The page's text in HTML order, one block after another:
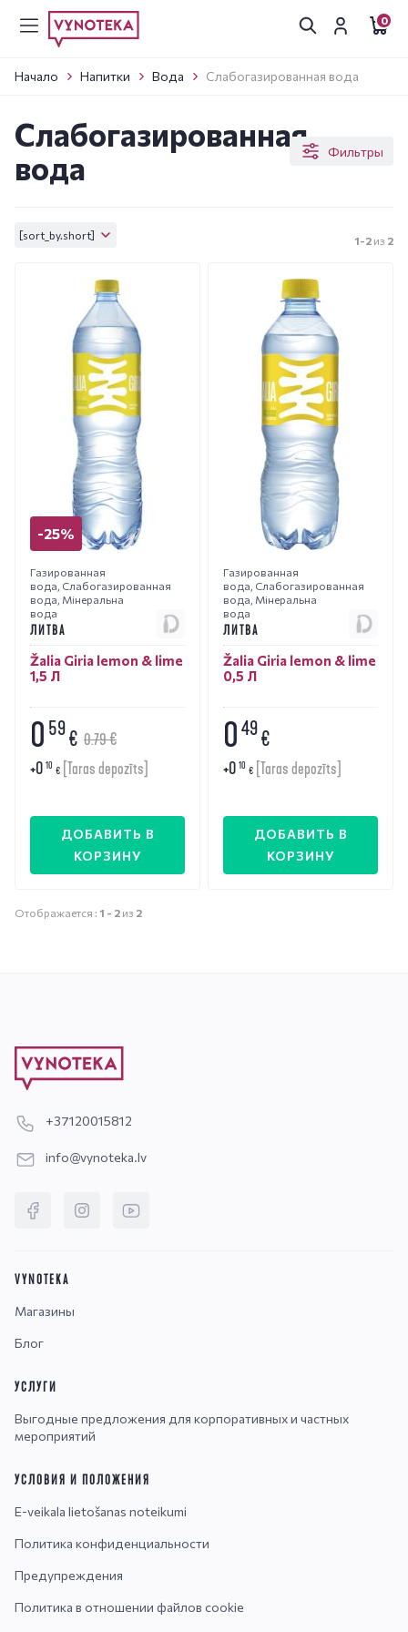
0
Начало Напитки Вода Слабогазированная вода
Слабогазированная
вода
Фильтры
[sort_by.short] 1-2 из 2
-25%
Газированная
вода, Слабогазированная
вода, Мінеральна
вода
ЛИТВА
Žalia Giria lemon & lime
1,5 Л
0 59€ 0.79 €
+0 10 € [Taras depozīts]
ДОБАВИТЬ В
КОРЗИНУ
Газированная
вода, Слабогазированная
вода, Мінеральна
вода
ЛИТВА
Žalia Giria lemon & lime
0,5 Л
049€
+0 10 € [Taras depozīts]
ДОБАВИТЬ В
КОРЗИНУ
Отображается : 1 - 2 из 2
+37120015812
info@vynoteka.lv
VYNOTEKA
Магазины
Блог
УСЛУГИ
Выгодные предложения для корпоративных и частных
мероприятий
УСЛОВИЯ И ПОЛОЖЕНИЯ
E-veikala lietošanas noteikumi
Политика конфиденциальности
Предупреждения
Политика в отношении файлов cookie